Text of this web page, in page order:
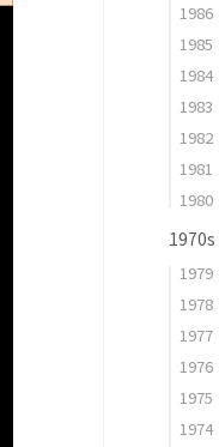
1986
1985
1984
1983
1982
1981
1980
1970s
1979
1978
1977
1976
1975
1974